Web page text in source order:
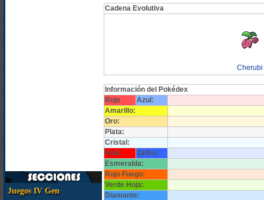
Juegos IV Gen
Cadena Evolutiva
Cherubi
Información del Pokédex
Rojo
Azul:
Amarillo:
Oro:
Plata:
Cristal:
Rubí
Zafiro:
Esmeralda:
Rojo Fuego:
Verde Hoja:
Diamante: